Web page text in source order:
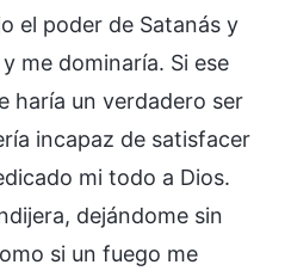
el poder de Satanás y
me dominaría. Si ese
haría un verdadero ser
incapaz de satisfacer
mi todo a Dios.
dejándome sin
si un fuego me